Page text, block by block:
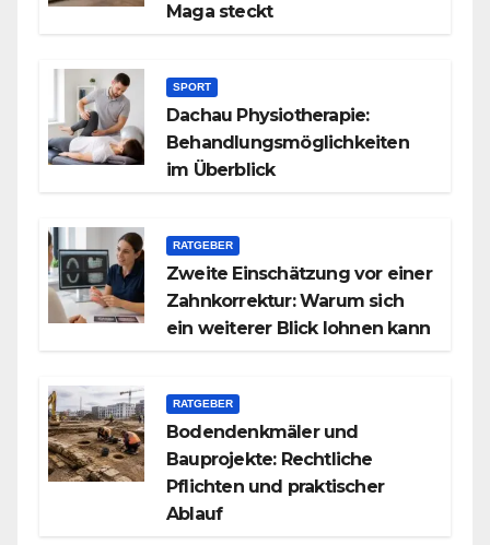
Maga steckt
SPORT
Dachau Physiotherapie:
Behandlungsmöglichkeiten
im Überblick
RATGEBER
Zweite Einschätzung vor einer
Zahnkorrektur: Warum sich
ein weiterer Blick lohnen kann
RATGEBER
Bodendenkmäler und
Bauprojekte: Rechtliche
Pflichten und praktischer
Ablauf